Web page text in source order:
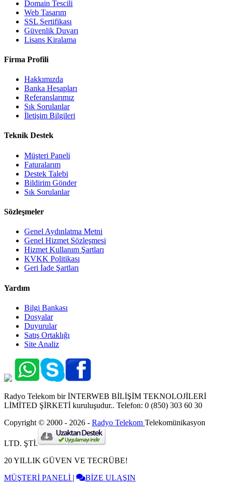
Domain Tescili
Web Tasarım
SSL Sertifikası
Güvenlik Duvarı
Lisans Kiralama
Firma Profili
Hakkımızda
Banka Hesapları
Referanslarımız
Sık Sorulanlar
İletişim Bilgileri
Teknik Destek
Müşteri Paneli
Faturalarım
Destek Talebi
Bildirim Gönder
Sık Sorulanlar
Sözleşmeler
Genel Aydınlatma Metni
Genel Hizmet Sözleşmesi
Hizmet Kullanım Şartları
KVKK Politikası
Geri İade Şartları
Yardım
Bilgi Bankası
Dosyalar
Duyurular
Satış Ortaklığı
Site Analiz
Radyo Telekom bir İNTERWEB BİLİŞİM TEKNOLOJİLERİ
LİMİTED ŞİRKETİ kuruluşudur.. Telefon: 0 (850) 303 60 30
Copyright © 2000 - 2026 - Radyo Telekom Telekomünikasyon
LTD. ŞTİ.
20 YILLIK GÜVEN VE TECRÜBE!
MÜŞTERİ PANELİ | BİZE ULAŞIN